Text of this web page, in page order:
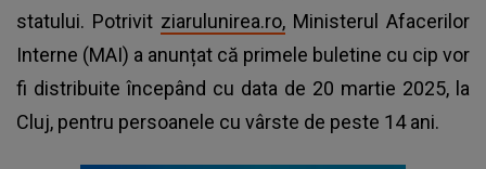
statului. Potrivit ziarulunirea.ro, Ministerul Afacerilor
Interne (MAI) a anunțat că primele buletine cu cip vor
fi distribuite începând cu data de 20 martie 2025, la
Cluj, pentru persoanele cu vârste de peste 14 ani.